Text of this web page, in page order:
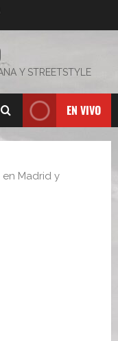
Y STREETSTYLE
EN VIVO
en Madrid y